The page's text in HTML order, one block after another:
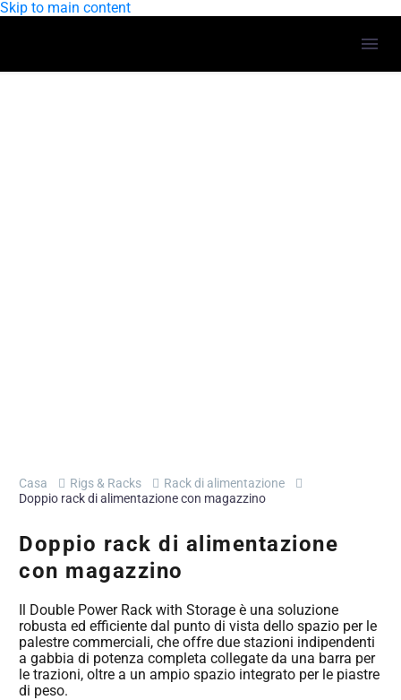
Skip to main content
Casa Rigs & Racks
Rack di alimentazione
Doppio rack di alimentazione con magazzino
Doppio rack di alimentazione
con magazzino
Il Double Power Rack with Storage è una soluzione
robusta ed efficiente dal punto di vista dello spazio per le
palestre commerciali, che offre due stazioni indipendenti
a gabbia di potenza completa collegate da una barra per
le trazioni, oltre a un ampio spazio integrato per le piastre
di peso.